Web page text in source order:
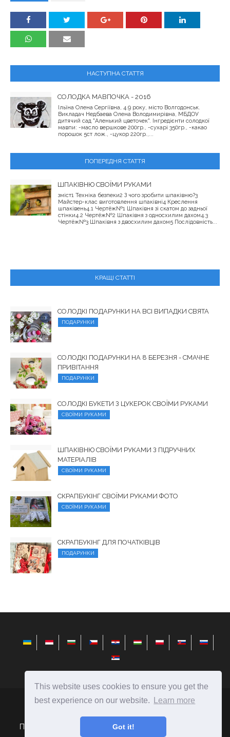
This website uses cookies to ensure you get the
best experience on our website.
Learn more
Got it!
НАСТУПНА СТАТТЯ
СОЛОДКА МАВПОЧКА - 2016
Ільїна Олена Сергіївна, 4.9 року, місто Волгодонськ.
Викладач Недбаева Олена Володимирівна, МБДОУ
дитячий сад "Аленький цветочек". Інгредієнти солодкої
мавпи: -масло вершкове 200гр., -сухарі 350гр., -какао
порошок 5ст лож., -цукор 220гр.,...
ПОПЕРЕДНЯ СТАТТЯ
ШПАКІВНЮ СВОЇМИ РУКАМИ
зміст1 Техніка безпеки2 З чого зробити шпаківню?3
Майстер-клас виготовлення шпаківні4 Креслення
шпаківень4.1 Чертёж№1 Шпаківня зі скатом до задньої
стінки4.2 Чертёж№2 Шпаківня з односхилим дахом4.3
Чертёж№3 Шпаківня з двосхилим дахом5 Послідовність...
КРАЩІ СТАТТІ
СОЛОДКІ ПОДАРУНКИ НА ВСІ ВИПАДКИ СВЯТА
ПОДАРУНКИ
СОЛОДКІ ПОДАРУНКИ НА 8 БЕРЕЗНЯ - СМАЧНЕ
ПРИВІТАННЯ
ПОДАРУНКИ
СОЛОДКІ БУКЕТИ З ЦУКЕРОК СВОЇМИ РУКАМИ
СВОЇМИ РУКАМИ
ШПАКІВНЮ СВОЇМИ РУКАМИ З ПІДРУЧНИХ
МАТЕРІАЛІВ
СВОЇМИ РУКАМИ
СКРАПБУКІНГ СВОЇМИ РУКАМИ ФОТО
СВОЇМИ РУКАМИ
СКРАПБУКІНГ ДЛЯ ПОЧАТКІВЦІВ
ПОДАРУНКИ
2026
Поради щодо вибору подарунків і створення їх своїми